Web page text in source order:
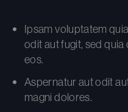
Ipsam voluptatem
odit aut fugit, sed
eos.
Aspernatur aut odit
magni dolores.